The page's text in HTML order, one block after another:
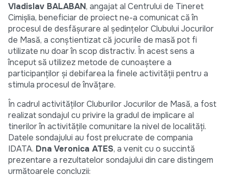
Vladislav BALABAN, angajat al Centrului de Tineret
Cimișlia, beneficiar de proiect ne-a comunicat că în
procesul de desfășurare al ședințelor Clubului Jocurilor
de Masă, a conștientizat că jocurile de masă pot fi
utilizate nu doar în scop distractiv. În acest sens a
început să utilizez metode de cunoaștere a
participanților și debifarea la finele activității pentru a
stimula procesul de învățare.
În cadrul activităților Cluburilor Jocurilor de Masă, a fost
realizat sondajul cu privire la gradul de implicare al
tinerilor în activitățile comunitare la nivel de localități.
Datele sondajului au fost prelucrate de compania
IDATA. Dna Veronica ATES, a venit cu o succintă
prezentare a rezultatelor sondajului din care distingem
următoarele concluzii: